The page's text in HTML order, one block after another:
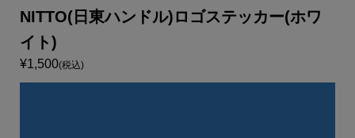
NITTO(日東ハンドル)ロゴステッカー(ホワ
イト)
¥1,500(税込)